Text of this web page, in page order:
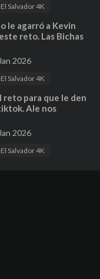
Salvador 4K
le agarró a Kevin
reto. Las Bichas
Parte 2
2026
Salvador 4K
reto para que le den
Ale nos
este reto. Parte 3
2026
Salvador 4K